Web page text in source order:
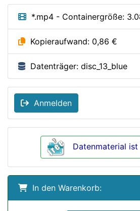
*.mp4 - Containergröße:
Kopieraufwand: 0,86 €
Datenträger: disc_13_blue
Anmelden
Datenmaterial
In den Warenkorb: